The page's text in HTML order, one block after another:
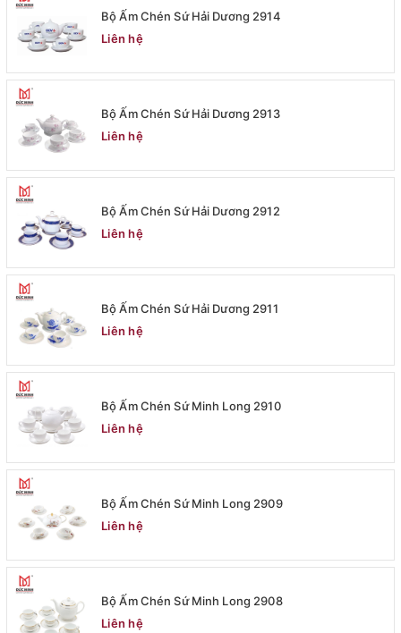
Bộ Ấm Chén Sứ Hải Dương 2914
Liên hệ
Bộ Ấm Chén Sứ Hải Dương 2913
Liên hệ
Bộ Ấm Chén Sứ Hải Dương 2912
Liên hệ
Bộ Ấm Chén Sứ Hải Dương 2911
Liên hệ
Bộ Ấm Chén Sứ Minh Long 2910
Liên hệ
Bộ Ấm Chén Sứ Minh Long 2909
Liên hệ
Bộ Ấm Chén Sứ Minh Long 2908
Liên hệ